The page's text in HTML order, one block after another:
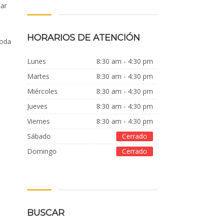
HORARIOS DE ATENCIÓN
Lunes
8:30 am - 4:30 pm
Martes
8:30 am - 4:30 pm
Miércoles
8:30 am - 4:30 pm
jueves
8:30 am - 4:30 pm
Viernes
8:30 am - 4:30 pm
Sábado
Cerrado
Domingo
Cerrado
BUSCAR